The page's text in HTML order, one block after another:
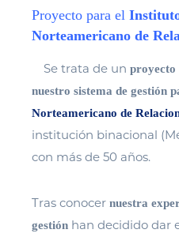
Proyecto para el
Norteamericano de
Se trata de un proyecto
nuestro sistema de gestión
Norteamericano de
institución binacional
con más de 50 años.
Tras conocer nuestra
gestión han decidido dar